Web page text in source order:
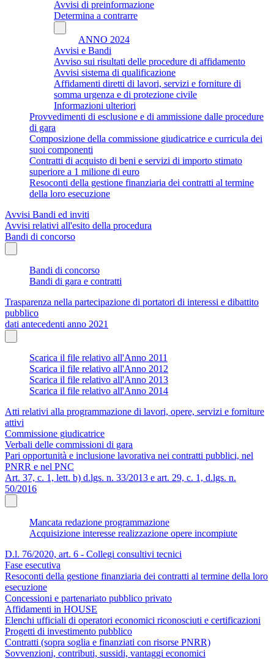
Avvisi di preinformazione
Determina a contrarre
ANNO 2024
Avvisi e Bandi
Avviso sui risultati delle procedure di affidamento
Avvisi sistema di qualificazione
Affidamenti diretti di lavori, servizi e forniture di
somma urgenza e di protezione civile
Informazioni ulteriori
Provvedimenti di esclusione e di ammissione dalle procedure
di gara
Composizione della commissione giudicatrice e curricula dei
suoi componenti
Contratti di acquisto di beni e servizi di importo stimato
superiore a 1 milione di euro
Resoconti della gestione finanziaria dei contratti al termine
della loro esecuzione
Avvisi Bandi ed inviti
Avvisi relativi all'esito della procedura
Bandi di concorso
Bandi di concorso
Bandi di gara e contratti
Trasparenza nella partecipazione di portatori di interessi e dibattito
pubblico
dati antecedenti anno 2021
Scarica il file relativo all'Anno 2011
Scarica il file relativo all'Anno 2012
Scarica il file relativo all'Anno 2013
Scarica il file relativo all'Anno 2014
Atti relativi alla programmazione di lavori, opere, servizi e forniture
attivi
Commissione giudicatrice
Verbali delle commissioni di gara
Pari opportunità e inclusione lavorativa nei contratti pubblici, nel
PNRR e nel PNC
Art. 37, c. 1, lett. b) d.lgs. n. 33/2013 e art. 29, c. 1, d.lgs. n.
50/2016
Mancata redazione programmazione
Acquisizione interesse realizzazione opere incompiute
D.l. 76/2020, art. 6 - Collegi consultivi tecnici
Fase esecutiva
Resoconti della gestione finanziaria dei contratti al termine della loro
esecuzione
Concessioni e partenariato pubblico privato
Affidamenti in HOUSE
Elenchi ufficiali di operatori economici riconosciuti e certificazioni
Progetti di investimento pubblico
Contratti (sopra soglia e finanziati con risorse PNRR)
Sovvenzioni, contributi, sussidi, vantaggi economici